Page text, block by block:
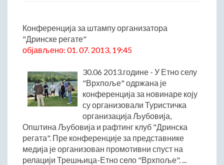
Развој и просторни размештај привреде
Пољопривреда
Индустрија
Грађевинарство
Занатство
Трговинa
Угоститељство и туризам
Комунална делатност
Конференција за штампу организатора
"Дринске регате"
објављено: 01. 07. 2013, 19:45
30.06 2013.године - У Етно селу
"Врхпоље" одржана је
конференција за новинаре коју
су организовали Туристичка
организација Љубовија,
Општина Љубовија и рафтинг клуб "Дринска
регата". Пре конференције за представнике
медија је организован промотивни спуст на
релацији Трешњица-Етно село "Врхпоље". ...